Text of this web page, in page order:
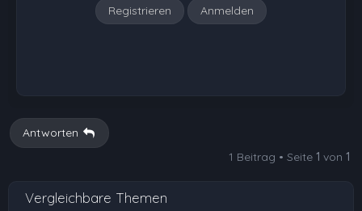
Registrieren Anmelden
Antworten
1 Beitrag • Seite 1 von 1
Vergleichbare Themen